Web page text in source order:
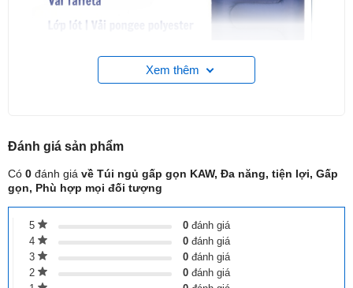
Túi ngủ KAW có gì đặc biệt?
Thiết kế thông minh:Túi ngủ KAW được thiết kế với
kích thước vừa vặn, dễ dàng gấp gọn và mang theo.
Bạn có thể thoải mái sử dụng nó trong nhiều không gian
Xem thêm
Đánh giá sản phẩm
Có 0 đánh giá về Túi ngủ gấp gọn KAW, Đa năng, tiện lợi, Gấp
gọn, Phù hợp mọi đối tượng
5 0 đánh giá
4
0 đánh giá
3
0 đánh giá
2
0 đánh giá